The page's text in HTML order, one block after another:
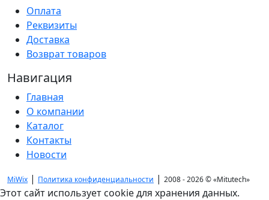
Оплата
Реквизиты
Доставка
Возврат товаров
Навигация
Главная
О компании
Каталог
Контакты
Новости
MiWix | Политика конфиденциальности | 2008 - 2026 ©«Mitutech»
Этот сайт использует cookie для хранения данных.